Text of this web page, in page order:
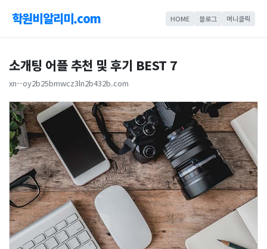
학원비알리미.com HOME 블로그 머니클릭
소개팅 어플 추천 및 후기 BEST 7
xn--oy2b25bmwcz3ln2b432b.com